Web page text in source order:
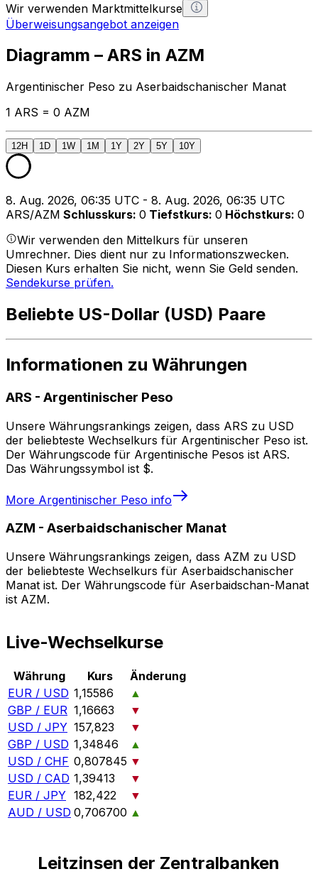
Wir verwenden Marktmittelkurse
Überweisungsangebot anzeigen
Diagramm – ARS in AZM
Argentinischer Peso zu Aserbaidschanischer Manat
1 ARS = 0 AZM
12H 1D 1W 1M 1Y 2Y 5Y 10Y
8. Aug. 2026, 06:35 UTC - 8. Aug. 2026, 06:35 UTC
ARS/AZM Schlusskurs: 0 Tiefstkurs: 0 Höchstkurs: 0
Wir verwenden den Mittelkurs für unseren
Umrechner. Dies dient nur zu Informationszwecken.
Diesen Kurs erhalten Sie nicht, wenn Sie Geld senden.
Sendekurse prüfen.
Beliebte US-Dollar (USD) Paare
Informationen zu Währungen
ARS - Argentinischer Peso
Unsere Währungsrankings zeigen, dass ARS zu USD
der beliebteste Wechselkurs für Argentinischer Peso ist.
Der Währungscode für Argentinische Pesos ist ARS.
Das Währungssymbol ist $.
More Argentinischer Peso info
AZM - Aserbaidschanischer Manat
Unsere Währungsrankings zeigen, dass AZM zu USD
der beliebteste Wechselkurs für Aserbaidschanischer
Manat ist. Der Währungscode für Aserbaidschan-Manat
ist AZM.
Live-Wechselkurse
Währung Kurs
Änderung
EUR / USD 1,15586
▲
GBP / EUR 1,16663
▼
USD / JPY 157,823
▼
GBP / USD 1,34846
▲
USD / CHF 0,807845 ▼
USD / CAD 1,39413
▼
EUR / JPY 182,422
▼
AUD / USD 0,706700 ▲
Leitzinsen der Zentralbanken